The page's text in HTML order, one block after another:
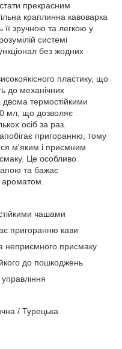
прекрасним
краплинна кавоварка
зручною та легкою у
системі
без жодних
пластику, що
до механічних
термостійкими
мл, що дозволяє
осіб за раз.
пригоранню, тому
м'яким і приємним
Це особливо
та бажає
ароматом.
чашами
пригоранню кави
неприємного присмаку
до пошкоджень
/ Турецька